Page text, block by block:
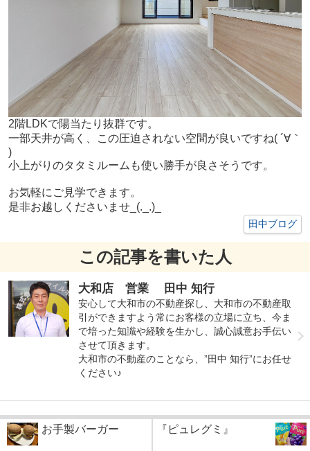
2階LDKで陽当たり抜群です。
一部天井が高く、この圧迫されない空間が良いですね( ´∀｀
)
小上がりのタタミルームも使い勝手が良さそうです。
お気軽にご見学できます。
是非お越しくださいませ_(._.)_
田中ブログ
この記事を書いた人
大和店 営業 田中 知行
安心して大和市の不動産探し、大和市の不動産取
引ができますよう常にお客様の立場に立ち、今ま
で培った知識や経験を生かし、誠心誠意お手伝い
させて頂きます。
大和市の不動産のことなら、”田中 知行”にお任せ
ください♪
お手製バーガー 『ピュレグミ』